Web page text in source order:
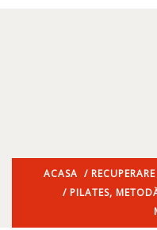
ACASA /
/ PILATES,